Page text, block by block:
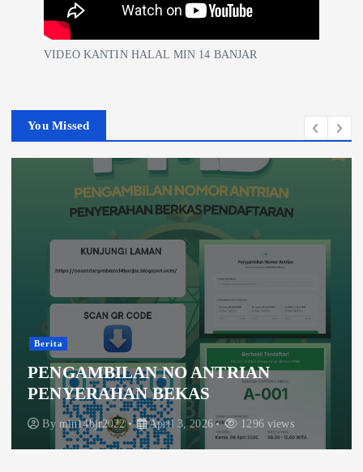
VIDEO KANTIN HALAL MIN 14 BANJAR
You Missed
Berita
PENGAMBILAN NO ANTRIAN
PENYERAHAN BEKAS
By min14bjr2022 April 3, 2026 1296 views